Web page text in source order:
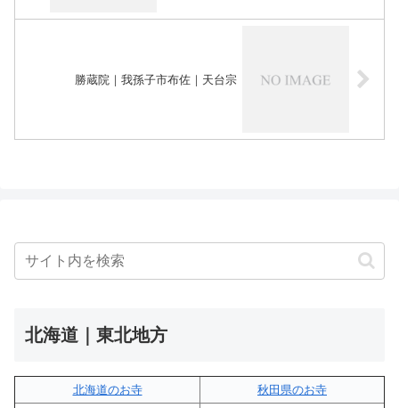
勝蔵院｜我孫子市布佐｜天台宗
北海道｜東北地方
北海道のお寺
秋田県のお寺